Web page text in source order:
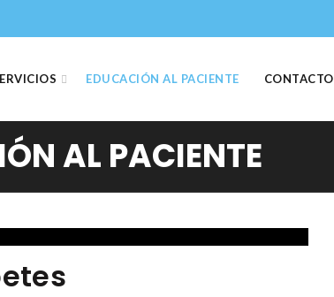
EDUCACIÓN AL PACIENTE CONTACTO
AL PACIENTE